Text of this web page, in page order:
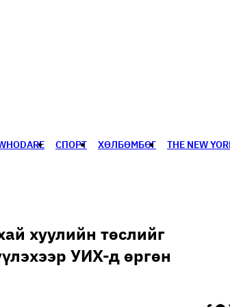
СПОРТ ХӨЛБӨМБӨГ THE NEW
хуулийн төслийг
УИХ-д өргөн